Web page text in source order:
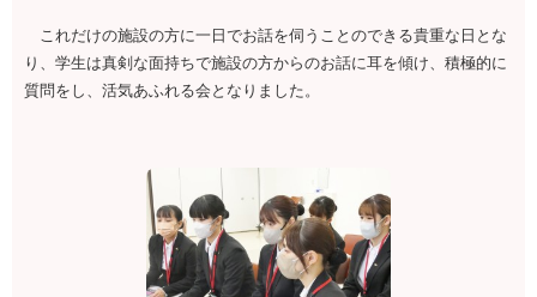
これだけの施設の方に一日でお話を伺うことのできる貴重な日とな
り、学生は真剣な面持ちで施設の方からのお話に耳を傾け、積極的に
質問をし、活気あふれる会となりました。